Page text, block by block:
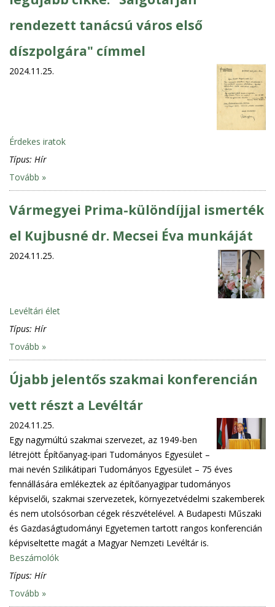
rendezett tanácsú város első
díszpolgára" címmel
2024.11.25.
Érdekes iratok
Típus: Hír
Tovább »
Vármegyei Prima-különdíjjal ismerték
el Kujbusné dr. Mecsei Éva munkáját
2024.11.25.
Levéltári élet
Típus: Hír
Tovább »
Újabb jelentős szakmai konferencián
vett részt a Levéltár
2024.11.25.
Egy nagymúltú szakmai szervezet, az 1949-ben
létrejött Építőanyag-ipari Tudományos Egyesület –
mai nevén Szilikátipari Tudományos Egyesület – 75 éves
fennállására emlékeztek az építőanyagipar tudományos
képviselői, szakmai szervezetek, környezetvédelmi szakemberek
és nem utolsósorban cégek részvételével. A Budapesti Műszaki
és Gazdaságtudományi Egyetemen tartott rangos konferencián
képviseltette magát a Magyar Nemzeti Levéltár is.
Beszámolók
Típus: Hír
Tovább »